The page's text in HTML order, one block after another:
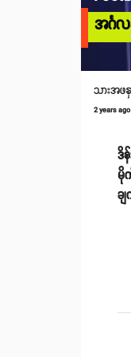
အင်္ဂ
သားအဖ
2 years ago
ဒိ
မို
ခ